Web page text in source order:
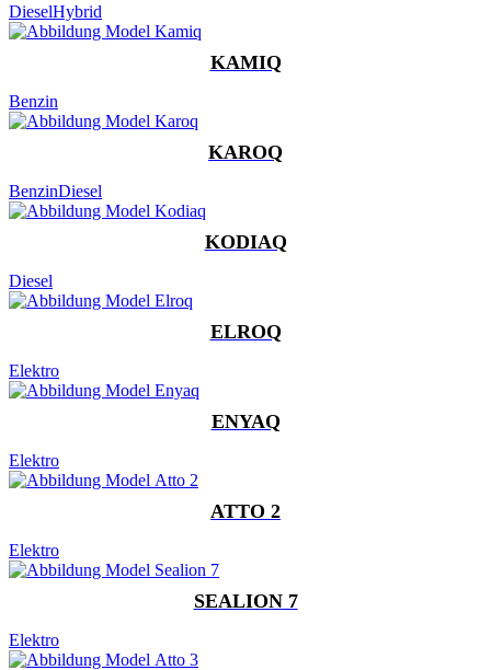
DieselHybrid
KAMIQ
Benzin
KAROQ
BenzinDiesel
KODIAQ
Diesel
ELROQ
Elektro
ENYAQ
Elektro
ATTO 2
Elektro
SEALION 7
Elektro